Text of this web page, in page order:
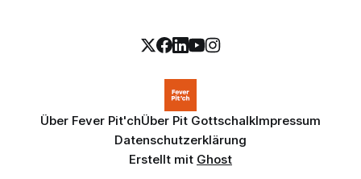
Über Fever Pit'chÜber Pit GottschalkImpressum
Datenschutzerklärung
Erstellt mit Ghost